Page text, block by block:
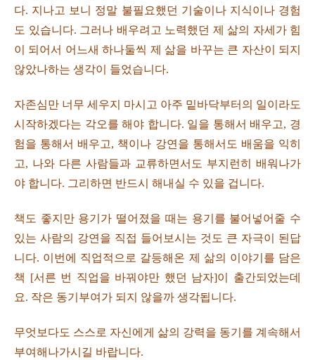
다. 지나고 보니 정말 불필요했던 기술이나 지식이나 경험
도 있습니다. 그러나 배우려고 노력했던 제 삶의 자세가 힘
이 되어서 어느새 하나둘씩 제 삶을 바꾸는 큰 자산이 되지
않았나하는 생각이 들었습니다.
자존심만 너무 세우지 마시고 아주 밑바닥부터의 일이라도
시작하겠다는 각오를 해야 합니다. 일을 통해서 배우고, 경
험을 통해서 배우고, 책이나 강연을 통해서도 배움을 익히
고, 나와 다른 사람들과 교류하면서도 부지런히 배워나가
야 합니다. 그리하면 반드시 해내실 수 있을 겁니다.
책도 좋지만 용기가 떨어졌을 때는 용기를 불어넣어줄 수
있는 사람의 강연을 직접 들어보시는 것도 큰 자극이 된답
니다. 이번에 직업적으로 갈등해온 제 삶의 이야기를 담은
책 [서른 번 직업을 바꿔야만 했던 남자]이 출간되었는데
요. 작은 동기부여가 되지 않을까 생각됩니다.
무엇보다도 스스로 자신에게 삶의 강력을 동기를 계속해서
부여해나가시길 바랍니다.